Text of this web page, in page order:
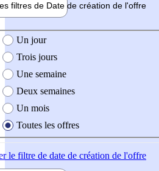
filtres de Date de création de l'offre
création de l'offre
Un jour
Trois jours
Une semaine
Deux semaines
Un mois
Toutes les offres
le filtre de date de création de l'offre